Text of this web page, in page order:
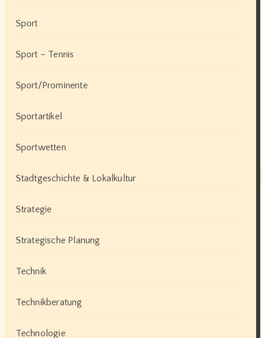
Sport
Sport – Tennis
Sport/Prominente
Sportartikel
Sportwetten
Stadtgeschichte & Lokalkultur
Strategie
Strategische Planung
Technik
Technikberatung
Technologie